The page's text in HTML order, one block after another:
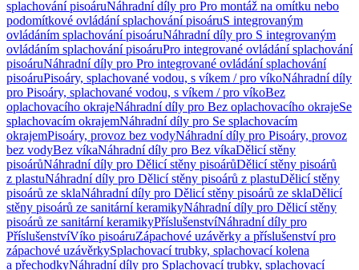
splachování pisoáruNáhradní díly pro Pro montáž na omítku nebo
podomítkové ovládání splachování pisoáruS integrovaným
ovládáním splachování pisoáruNáhradní díly pro S integrovaným
ovládáním splachování pisoáruPro integrované ovládání splachování
pisoáruNáhradní díly pro Pro integrované ovládání splachování
pisoáruPisoáry, splachované vodou, s víkem / pro víkoNáhradní díly
pro Pisoáry, splachované vodou, s víkem / pro víkoBez
oplachovacího okrajeNáhradní díly pro Bez oplachovacího okrajeSe
splachovacím okrajemNáhradní díly pro Se splachovacím
okrajemPisoáry, provoz bez vodyNáhradní díly pro Pisoáry, provoz
bez vodyBez víkaNáhradní díly pro Bez víkaDělicí stěny
pisoárůNáhradní díly pro Dělicí stěny pisoárůDělicí stěny pisoárů
z plastuNáhradní díly pro Dělicí stěny pisoárů z plastuDělicí stěny
pisoárů ze sklaNáhradní díly pro Dělicí stěny pisoárů ze sklaDělicí
stěny pisoárů ze sanitární keramikyNáhradní díly pro Dělicí stěny
pisoárů ze sanitární keramikyPříslušenstvíNáhradní díly pro
PříslušenstvíVíko pisoáruZápachové uzávěrky a příslušenství pro
zápachové uzávěrkySplachovací trubky, splachovací kolena
a přechodkyNáhradní díly pro Splachovací trubky, splachovací